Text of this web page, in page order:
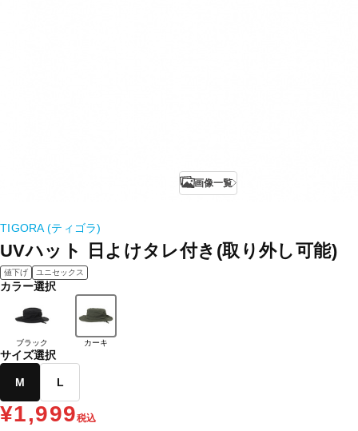
画像一覧
TIGORA (ティゴラ)
UVハット 日よけタレ付き(取り外し可能)
値下げ ユニセックス
カラー選択
ブラック カーキ
サイズ選択
M L
¥1,999税込